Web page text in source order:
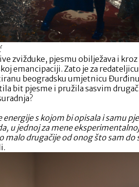
zvižduke, pjesmu obilježava i
emancipaciji. Zato je za
beogradsku umjetnicu Đurđinu
bit pjesme i pružila sasvim
energije s kojom bi opisala i samu
u jednoj za mene
malo drugačije od onog što sam do